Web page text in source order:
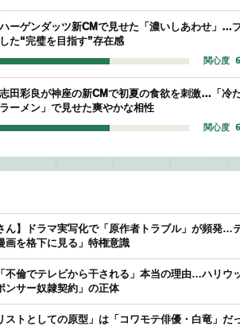
ーゲンダッツ新CMで見せた「濃いしあわせ」…
た“完璧を目指す”存在感
関心度
田彩良が神座の新CMで初夏の食欲を刺激…「冷
ーメン」で見せた爽やかな相性
関心度
ん】ドラマ実写化で「原作者トラブル」が頻発…
画を格下に見る」特権意識
不倫でテレビから干される」本当の理由…ハリウ
ンサー奴隷契約」の正体
ストとしての原型」は「コワモテ俳優・白竜」だ